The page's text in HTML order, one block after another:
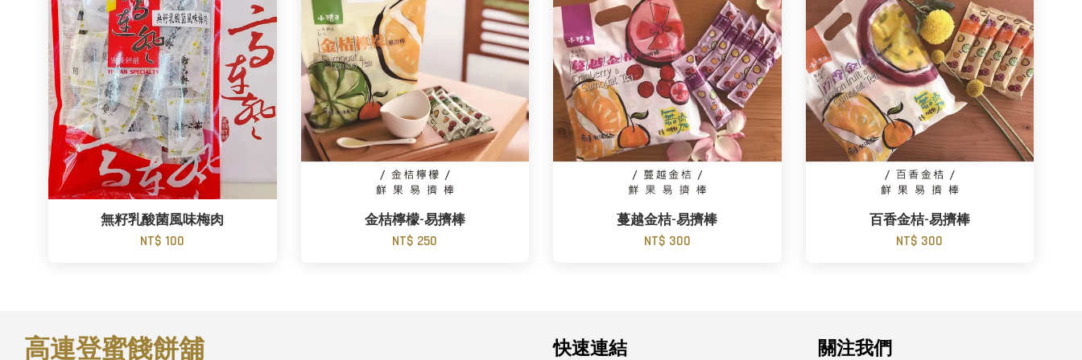
無籽乳酸菌風味梅肉
NT$ 100
金桔檸檬-易擠棒
NT$ 250
蔓越金桔-易擠棒
NT$ 300
百香金桔-易擠棒
NT$ 300
高連登蜜餞餅舖 快速連結 關注我們